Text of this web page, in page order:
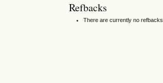
Refbacks
There are currently no refbacks.